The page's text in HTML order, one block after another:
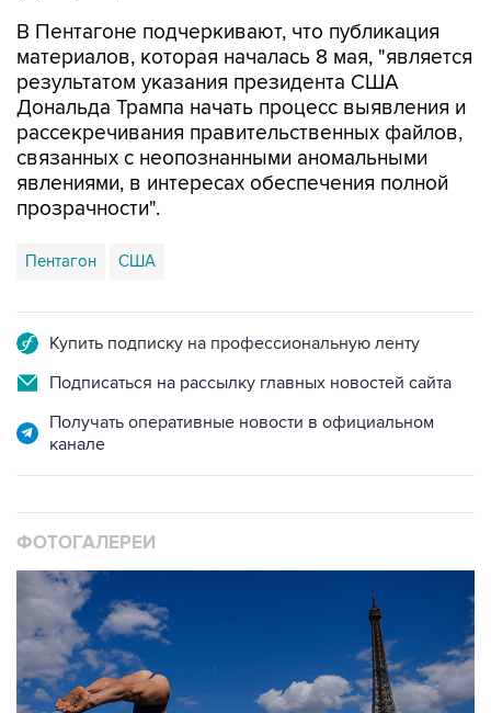
В Пентагоне подчеркивают, что публикация
материалов, которая началась 8 мая, "является
результатом указания президента США
Дональда Трампа начать процесс выявления и
рассекречивания правительственных файлов,
связанных с неопознанными аномальными
явлениями, в интересах обеспечения полной
прозрачности".
Пентагон США
Купить подписку на профессиональную ленту
Подписаться на рассылку главных новостей сайта
Получать оперативные новости в официальном
канале
ФОТОГАЛЕРЕИ